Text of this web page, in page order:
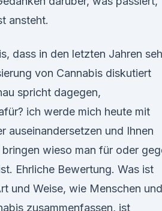
ansteht.
dass in den letzten Jahren
von Cannabis diskutiert
spricht dagegen,
ich werde mich heute mit
auseinandersetz­en und Ihnen
wieso man für oder
Ehrliche Bewertung. Was ist
und Weise, wie Menschen und
zusammenfassen, ist